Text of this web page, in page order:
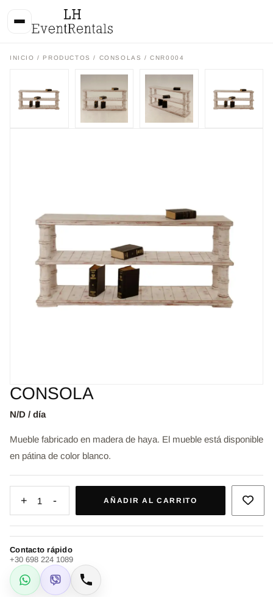
INICIO / PRODUCTOS/ CONSOLAS / CNR0004
CONSOLA
N/D / día
Mueble fabricado en madera de haya. El mueble está disponible
en pátina de color blanco.
+ 1 - AÑADIR AL CARRITO
Contacto rápido
+30 698 224 1089
WhatsApp
Viber Llamar